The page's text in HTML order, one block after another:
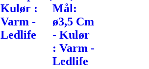
Kulør :
Varm -
Ledlife
Mål:
ø3,5 Cm
- Kulør
: Varm -
Ledlife